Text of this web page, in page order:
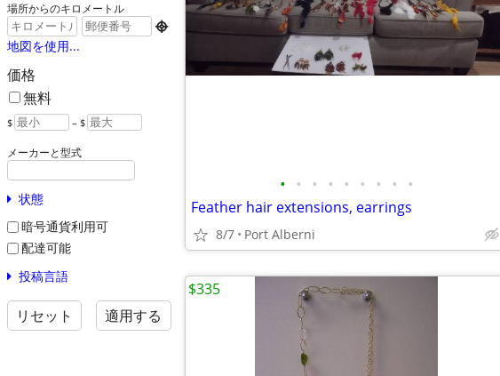
場所からのキロメートル

地図を使用...
価格
無料
$ – $
メーカーと型式
状態
暗号通貨利用可
配達可能
投稿言語
リセット 適用する
• • • • • • • • •
Feather hair extensions, earrings
8/7 Port Alberni
$335